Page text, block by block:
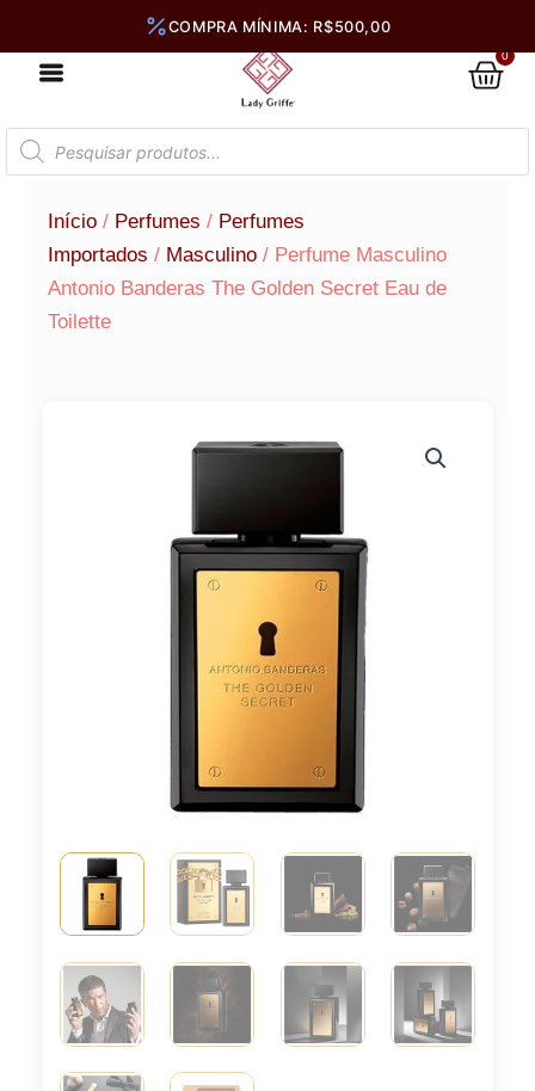
0
Pesquisar
produtos
Início / Perfumes / Perfumes
Importados / Masculino / Perfume Masculino
Antonio Banderas The Golden Secret Eau de
Toilette